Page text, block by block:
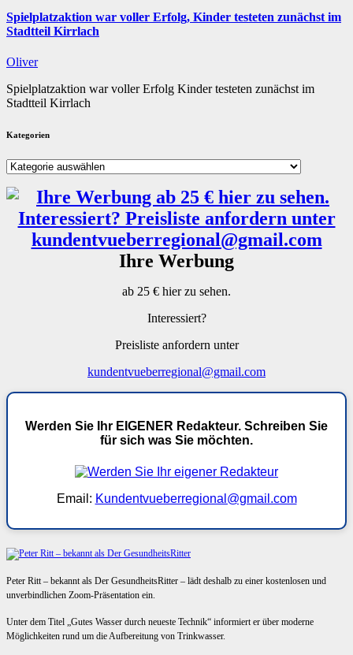
Spielplatzaktion war voller Erfolg, Kinder testeten zunächst im
Stadtteil Kirrlach
Oliver
Spielplatzaktion war voller Erfolg Kinder testeten zunächst im
Stadtteil Kirrlach
Kategorien
Kategorien
Ihre Werbung
ab 25 € hier zu sehen.
Interessiert?
Preisliste anfordern unter
kundentvueberregional@gmail.com
Werden Sie Ihr EIGENER Redakteur. Schreiben Sie
für sich was Sie möchten.
Email: Kundentvueberregional@gmail.com
Peter Ritt – bekannt als Der GesundheitsRitter – lädt deshalb zu einer kostenlosen und
unverbindlichen Zoom-Präsentation ein.
Unter dem Titel „Gutes Wasser durch neueste Technik“ informiert er über moderne
Möglichkeiten rund um die Aufbereitung von Trinkwasser.